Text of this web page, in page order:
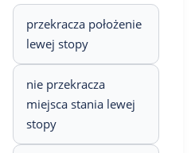
przekracza położenie
lewej stopy
nie przekracza
miejsca stania lewej
stopy